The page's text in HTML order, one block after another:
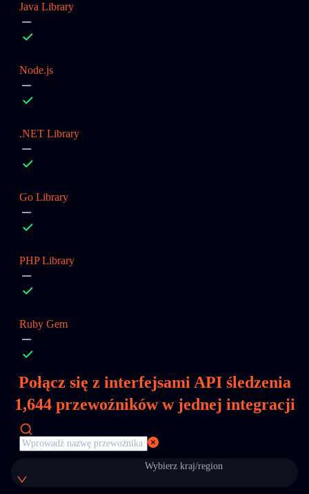
Java Library
Node.js
.NET Library
Go Library
PHP Library
Ruby Gem
Połącz się z interfejsami API śledzenia
1,644przewoźników w jednej integracji
Wybierz kraj/region